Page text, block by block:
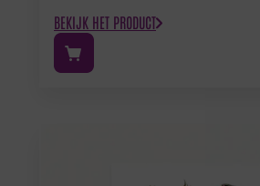
BEKIJK HET PRODUCT